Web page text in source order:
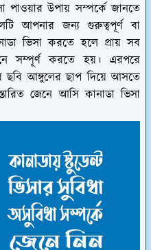
পাওয়ার উপায় সম্পর্কে জানতে
আপনার জন্য গুরুত্বপূর্ণ বা
ভিসা করতে হলে প্রায় সব
সম্পূর্ণ করতে হয়। এরপরে
ছবি আঙ্গুলের ছাপ দিয়ে আসতে
জেনে আসি কানাডা ভিসা